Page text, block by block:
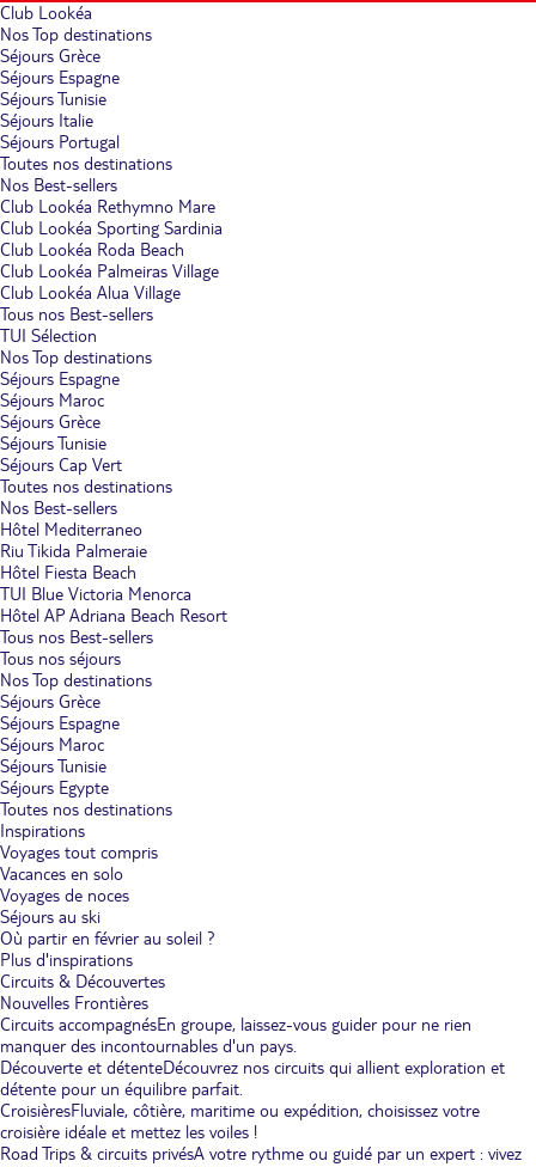
Club Lookéa
Nos Top destinations
Séjours Grèce
Séjours Espagne
Séjours Tunisie
Séjours Italie
Séjours Portugal
Toutes nos destinations
Nos Best-sellers
Club Lookéa Rethymno Mare
Club Lookéa Sporting Sardinia
Club Lookéa Roda Beach
Club Lookéa Palmeiras Village
Club Lookéa Alua Village
Tous nos Best-sellers
TUI Sélection
Nos Top destinations
Séjours Espagne
Séjours Maroc
Séjours Grèce
Séjours Tunisie
Séjours Cap Vert
Toutes nos destinations
Nos Best-sellers
Hôtel Mediterraneo
Riu Tikida Palmeraie
Hôtel Fiesta Beach
TUI Blue Victoria Menorca
Hôtel AP Adriana Beach Resort
Tous nos Best-sellers
Tous nos séjours
Nos Top destinations
Séjours Grèce
Séjours Espagne
Séjours Maroc
Séjours Tunisie
Séjours Egypte
Toutes nos destinations
Inspirations
Voyages tout compris
Vacances en solo
Voyages de noces
Séjours au ski
Où partir en février au soleil ?
Plus d'inspirations
Circuits & Découvertes
Nouvelles Frontières
Circuits accompagnésEn groupe, laissez-vous guider pour ne rien
manquer des incontournables d'un pays.
Découverte et détenteDécouvrez nos circuits qui allient exploration et
détente pour un équilibre parfait.
CroisièresFluviale, côtière, maritime ou expédition, choisissez votre
croisière idéale et mettez les voiles !
Road Trips & circuits privésA votre rythme ou guidé par un expert : vivez